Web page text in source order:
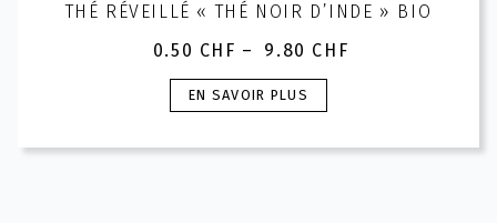
THÉ RÉVEILLÉ « THÉ NOIR D’INDE » BIO
0.50 CHF – 9.80 CHF
Plage
de
prix :
à
EN SAVOIR PLUS
Ce
produit